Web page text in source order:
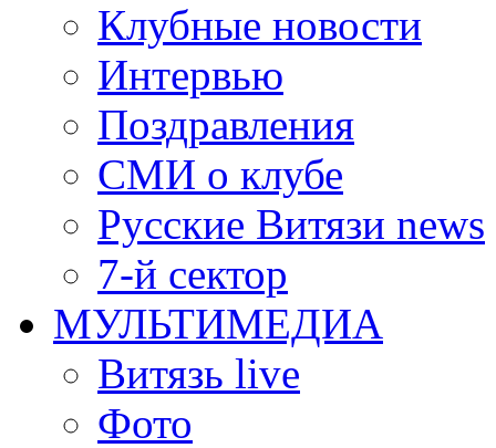
Клубные новости
Интервью
Поздравления
СМИ о клубе
Русские Витязи news
7-й сектор
МУЛЬТИМЕДИА
Витязь live
Фото